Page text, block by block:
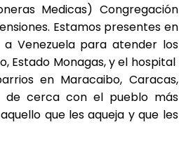
Medicas) Congregación
Estamos presentes en
a Venezuela para atender los
Estado Monagas, y el hospital
en Maracaibo, Caracas,
de cerca con el pueblo más
que les aqueja y que les